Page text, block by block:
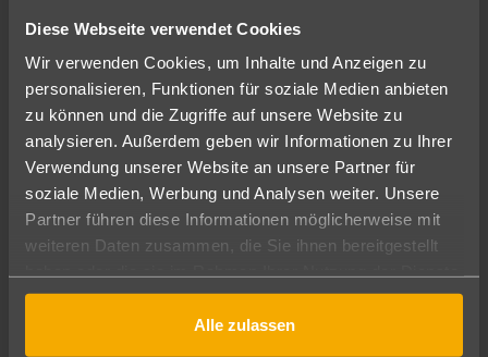
Diese Webseite verwendet Cookies
Wir verwenden Cookies, um Inhalte und Anzeigen zu
personalisieren, Funktionen für soziale Medien anbieten
zu können und die Zugriffe auf unsere Website zu
analysieren. Außerdem geben wir Informationen zu Ihrer
Verwendung unserer Website an unsere Partner für
soziale Medien, Werbung und Analysen weiter. Unsere
Partner führen diese Informationen möglicherweise mit
weiteren Daten zusammen, die Sie ihnen bereitgestellt
gesammelt haben.
Alle zulassen
Ändere die Kriterien nach deinen Wünschen
Pauschal Nur Hotel
Abflughafen
Alle Abflughäfen
09.08.26–07.08.27 7-21 Nächte